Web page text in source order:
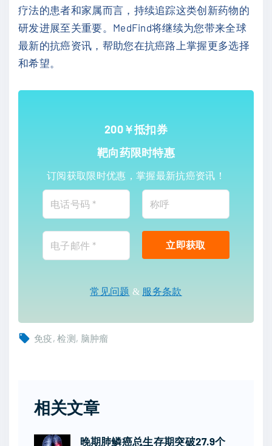
疗法的患者和家属而言，持续追踪这类创新药物的
研发进展至关重要。MedFind将继续为您带来全球
最新的抗癌资讯，帮助您在抗癌路上掌握更多选择
和希望。
200￥抵扣券
靶向药限时特惠
订阅获取限时优惠，掌握最新抗癌资讯！
常见问题 & 服务条款
免疫 检测 脑肿瘤
相关文章
晚期肺鳞癌总生存期突破27.9个